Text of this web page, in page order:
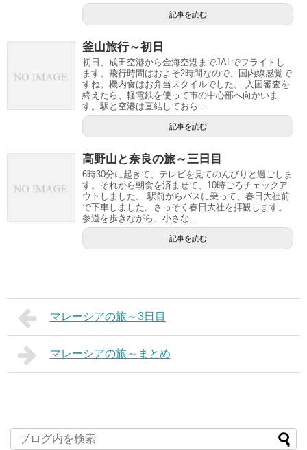
記事を読む
釜山旅行～初日
初日、成田空港から金海空港までJALでフライトし
ます。飛行時間はおよそ2時間なので、国内線感覚で
すね。機内食はお弁当スタイルでした。 入国審査を
終えたら、軽電鉄を使って市の中心部へ向かいま
す。駅と空港は直結しておら...
記事を読む
高野山と奈良の旅～三日目
6時30分に起きて、テレビを見てのんびりと過ごしま
す。それから朝食を済ませて、10時ごろチェックア
ウトしました。 駅前からバスに乗って、春日大社前
で下車しました。さっそく春日大社を拝観します。
参道を歩きながら、小さな...
記事を読む
マレーシアの旅～3日目
マレーシアの旅～まとめ